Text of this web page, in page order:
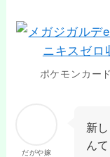
ポケモンカー
だがや嫁
新
ん